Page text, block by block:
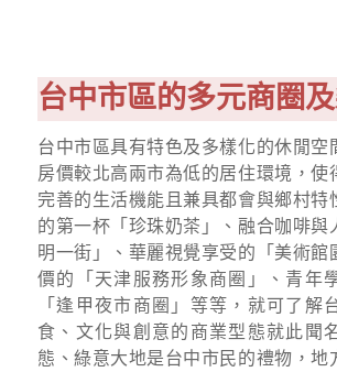
台中市區的多元商圈
台中市區具有特色及多樣化的休閒空
房價較北高兩市為低的居住環境，使
完善的生活機能且兼具都會與鄉村特
的第一杯「珍珠奶茶」、融合咖啡與
明一街」、華麗視覺享受的「美術館
價的「天津服務形象商圈」、青年
「逢甲夜市商圈」等等，就可了解
食、文化與創意的商業型態就此聞
態、綠意大地是台中市民的禮物，地